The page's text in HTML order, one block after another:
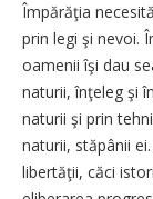
Împărăţia
prin legi şi nevoi.
oamenii îşi dau
naturii, înţeleg şi
naturii şi prin
naturii, stăpânii
libertăţii, căci